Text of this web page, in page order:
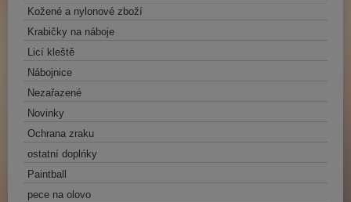
Kožené a nylonové zboží
Krabičky na náboje
Licí kleště
Nábojnice
Nezařazené
Novinky
Ochrana zraku
ostatní doplńky
Paintball
pece na olovo